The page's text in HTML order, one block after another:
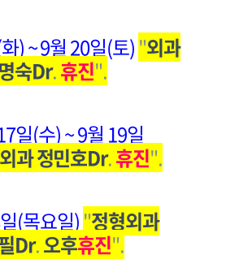
) ~ 9월 20일(토)"외과
숙Dr.휴진".
일(수) ~ 9월 19일
과 정민호Dr.휴진".
(목요일)"정형외과
Dr.오후휴진".